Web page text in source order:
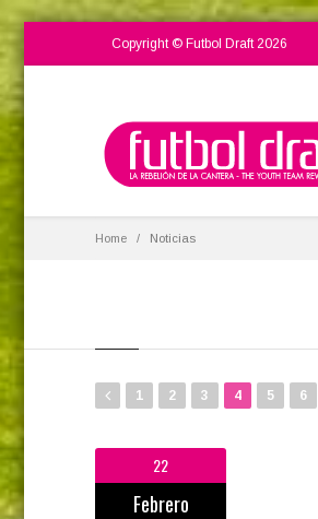
Copyright © Futbol Draft 2026
Home Noticias
1 2 3 4 5 6
22
Febrero